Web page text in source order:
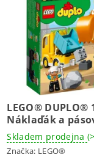
LEGO® DUPLO®
Náklaďák a
Skladem prodejna
Značka: LEGO®